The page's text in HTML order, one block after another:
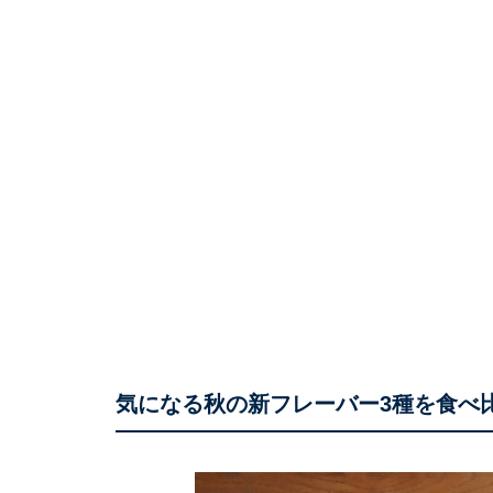
気になる秋の新フレーバー3種を食べ